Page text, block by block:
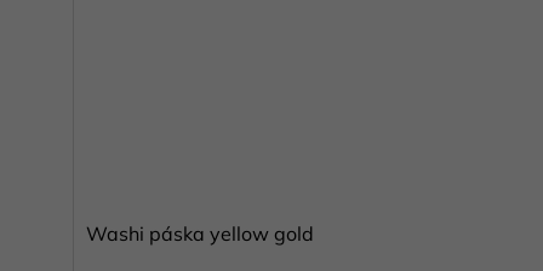
Washi páska yellow gold